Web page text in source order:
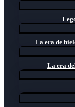
La era de
La era